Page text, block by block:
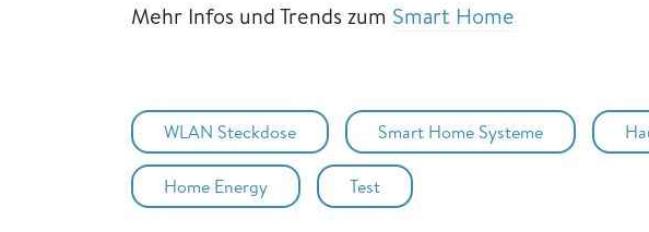
Mehr Infos und Trends zum Smart Home
WLAN Steckdose Smart Home Systeme
Home Energy Test